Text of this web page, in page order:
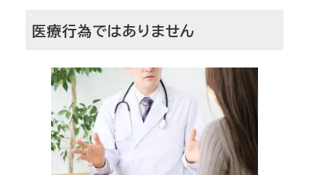
医療行為ではありません